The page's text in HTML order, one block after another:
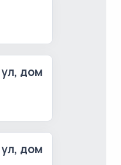
дом
дом